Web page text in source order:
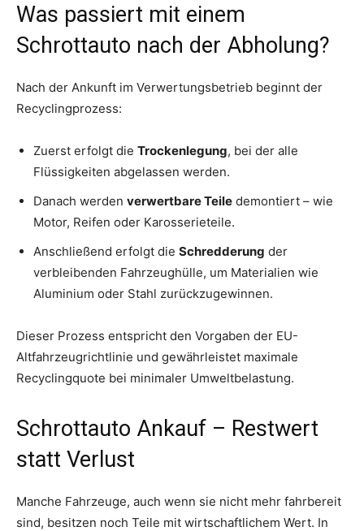
Was passiert mit einem
Schrottauto nach der Abholung?
Nach der Ankunft im Verwertungsbetrieb beginnt der
Recyclingprozess:
Zuerst erfolgt die Trockenlegung, bei der alle
Flüssigkeiten abgelassen werden.
Danach werden verwertbare Teile demontiert – wie
Motor, Reifen oder Karosserieteile.
Anschließend erfolgt die Schredderung der
verbleibenden Fahrzeughülle, um Materialien wie
Aluminium oder Stahl zurückzugewinnen.
Dieser Prozess entspricht den Vorgaben der EU-
Altfahrzeugrichtlinie und gewährleistet maximale
Recyclingquote bei minimaler Umweltbelastung.
Schrottauto Ankauf – Restwert
statt Verlust
Manche Fahrzeuge, auch wenn sie nicht mehr fahrbereit
sind, besitzen noch Teile mit wirtschaftlichem Wert. In